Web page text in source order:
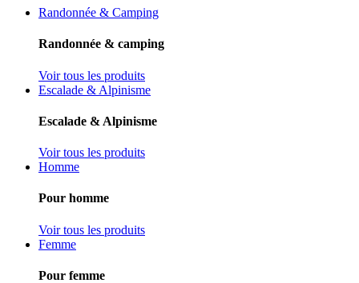
Randonnée & Camping
Randonnée & camping
Voir tous les produits
Escalade & Alpinisme
Escalade & Alpinisme
Voir tous les produits
Homme
Pour homme
Voir tous les produits
Femme
Pour femme